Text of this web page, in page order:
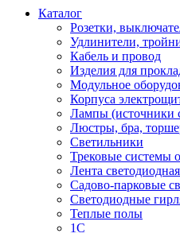
Каталог
Розетки,
Удлинители,
Кабель и провод
Изделия для
Модульное
Корпуса
Лампы (источники
Люстры, бра,
Светильники
Трековые системы
Лента
Садово-парковые
Светодиодные
Теплые полы
1С